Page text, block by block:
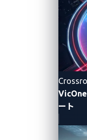
VicOne
ート
よって実現さ
動する時間を
広い周
のため、UWB
です。これに
が保証されます
高データレート:
し、迅速かつ
ケーションに